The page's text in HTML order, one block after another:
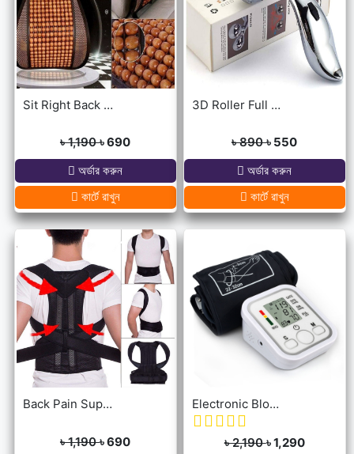
Sit Right Back Support For Any Kind Of Chair High Quality
৳ 1,190৳ 690
অর্ডার করুন
কার্টে রাখুন
3D Roller Full Body Massager
৳ 890৳ 550
অর্ডার করুন
কার্টে রাখুন
Back Pain Support Belt For Men & Womens
৳ 1,190৳ 690
Electronic Blood Pressure Monitor
৳ 2,190৳ 1,290